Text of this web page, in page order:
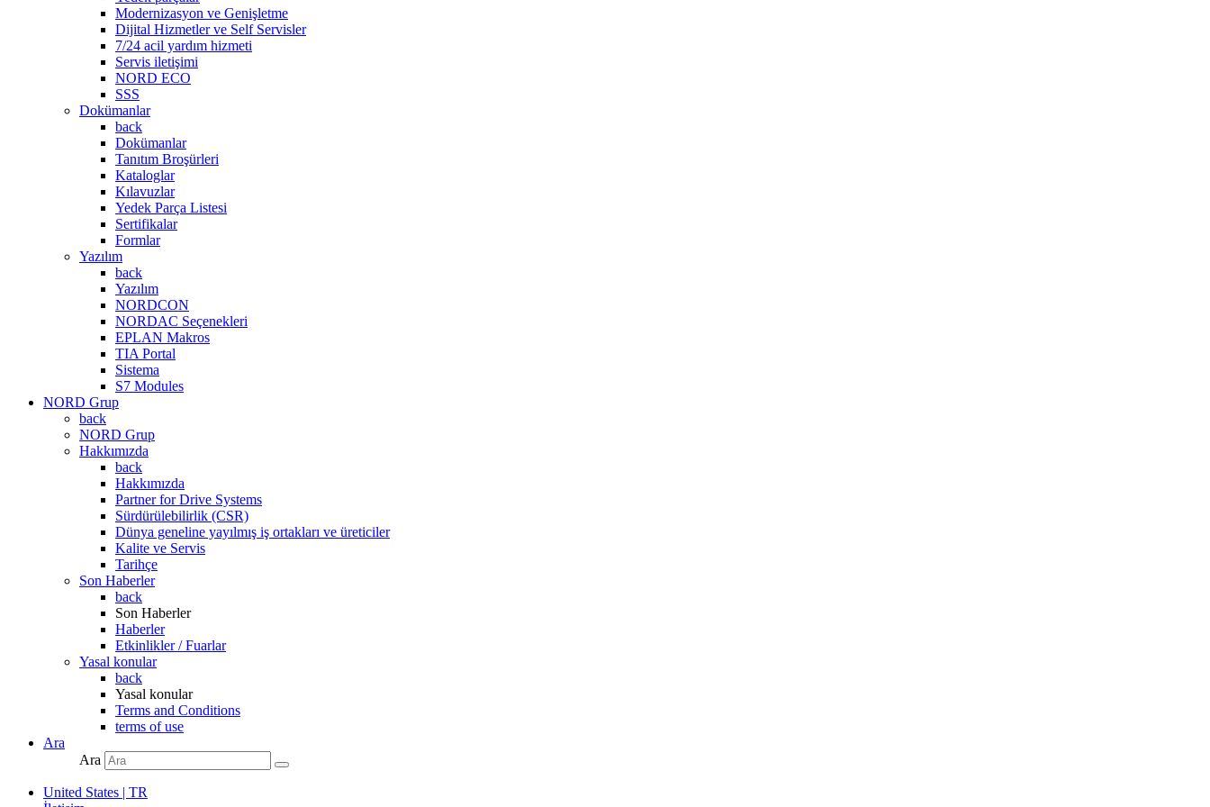
Modernizasyon ve Genişletme
Dijital Hizmetler ve Self Servisler
7/24 acil yardım hizmeti
Servis iletişimi
NORD ECO
SSS
Dokümanlar
back
Dokümanlar
Tanıtım Broşürleri
Kataloglar
Kılavuzlar
Yedek Parça Listesi
Sertifikalar
Formlar
Yazılım
back
Yazılım
NORDCON
NORDAC Seçenekleri
EPLAN Makros
TIA Portal
Sistema
S7 Modules
NORD Grup
back
NORD Grup
Hakkımızda
back
Hakkımızda
Partner for Drive Systems
Sürdürülebilirlik (CSR)
Dünya geneline yayılmış iş ortakları ve üreticiler
Kalite ve Servis
Tarihçe
Son Haberler
back
Son Haberler
Haberler
Etkinlikler / Fuarlar
Yasal konular
back
Yasal konular
Terms and Conditions
terms of use
Ara
Ara
United States | TR